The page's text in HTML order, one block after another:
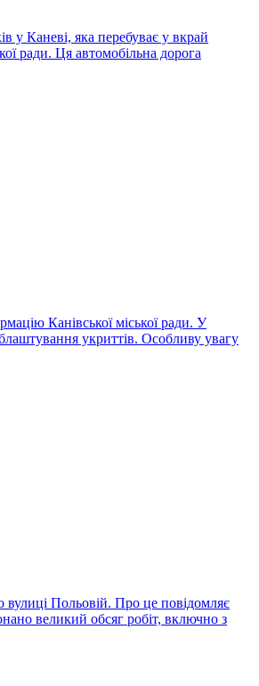
у Каневі, яка перебуває у вкрай
ради. Ця автомобільна дорога
Канівської міської ради. У
укриттів. Особливу увагу
вулиці Польовій. Про це повідомляє
великий обсяг робіт, включно з